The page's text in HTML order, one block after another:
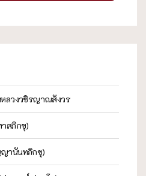
หลวงวชิรญาณสังวร
าสภิกขุ)
านันทภิกขุ)